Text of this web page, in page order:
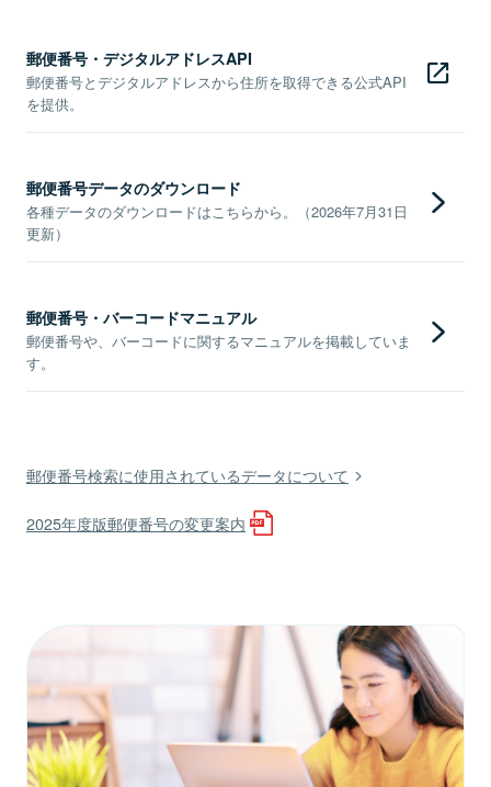
郵便番号・デジタルアドレスAPI
郵便番号とデジタルアドレスから住所を取得できる公式API
を提供。
郵便番号データのダウンロード
各種データのダウンロードはこちらから。（2026年7月31日
更新）
郵便番号・バーコードマニュアル
郵便番号や、バーコードに関するマニュアルを掲載していま
す。
郵便番号検索に使用されているデータについて
2025年度版郵便番号の変更案内